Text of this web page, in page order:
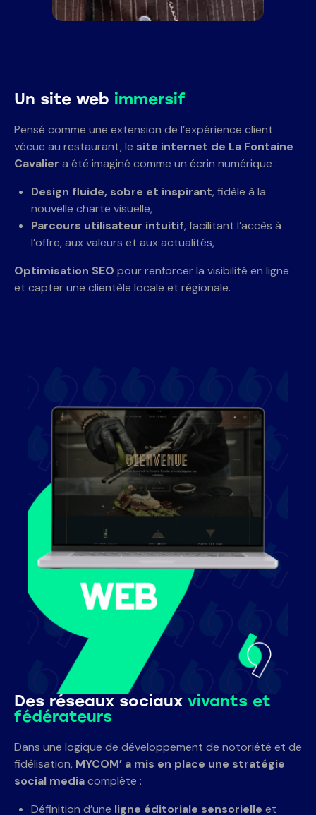
Un site web immersif
Pensé comme une extension de l’expérience client
vécue au restaurant, le site internet de La Fontaine
Cavalier a été imaginé comme un écrin numérique :
Design fluide, sobre et inspirant, fidèle à la
nouvelle charte visuelle,
Parcours utilisateur intuitif, facilitant l’accès à
l’offre, aux valeurs et aux actualités,
Optimisation SEO pour renforcer la visibilité en ligne
et capter une clientèle locale et régionale.
Des réseaux sociaux vivants et
fédérateurs
Dans une logique de développement de notoriété et de
fidélisation, MYCOM’ a mis en place une stratégie
social mediacomplète :
Définition d’une ligne éditoriale sensorielle et